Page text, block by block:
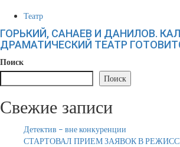
Театр
ГОРЬКИЙ, САНАЕВ И ДАНИЛОВ.
ДРАМАТИЧЕСКИЙ ТЕАТР
Поиск
Поиск
Свежие записи
Детектив – вне конкуренции
СТАРТОВАЛ ПРИЕМ ЗАЯВОК В